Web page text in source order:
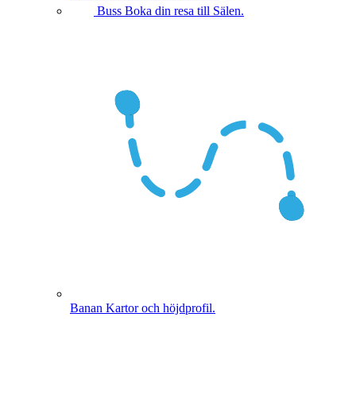
Buss Boka din resa till Sälen.
Banan Kartor och höjdprofil.